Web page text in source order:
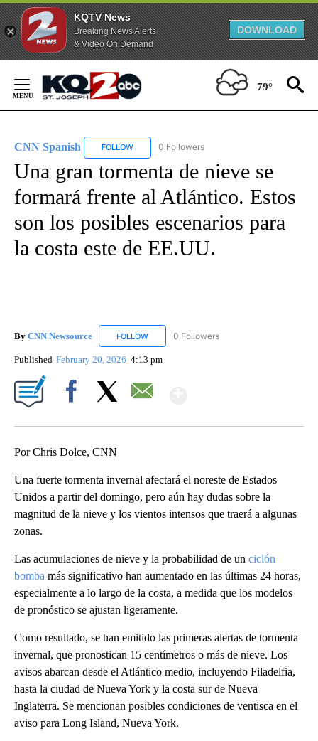
KQTV News
Breaking News Alerts
& Video On Demand
DOWNLOAD
Content
79°
CNN Spanish FOLLOW FOLLOW "CNN SPANISH" TO RECEIVE
0 Followers
Una gran tormenta de nieve se
formará frente al Atlántico. Estos
son los posibles escenarios para
la costa este de EE.UU.
By CNN Newsource FOLLOW FOLLOW "CNN NEWSOURCE" TO RECEIVE
0 Followers
Published February 20, 2026 4:13 pm
Por Chris Dolce, CNN
Una fuerte tormenta invernal afectará el noreste de Estados
Unidos a partir del domingo, pero aún hay dudas sobre la
magnitud de la nieve y los vientos intensos que traerá a algunas
zonas.
Las acumulaciones de nieve y la probabilidad de un ciclón
bomba más significativo han aumentado en las últimas 24 horas,
especialmente a lo largo de la costa, a medida que los modelos
de pronóstico se ajustan ligeramente.
Como resultado, se han emitido las primeras alertas de tormenta
invernal, que pronostican 15 centímetros o más de nieve. Los
avisos abarcan desde el Atlántico medio, incluyendo Filadelfia,
hasta la ciudad de Nueva York y la costa sur de Nueva
Inglaterra. Se mencionan posibles condiciones de ventisca en el
aviso para Long Island, Nueva York.